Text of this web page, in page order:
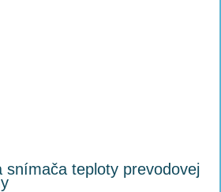
snímača teploty prevodovej